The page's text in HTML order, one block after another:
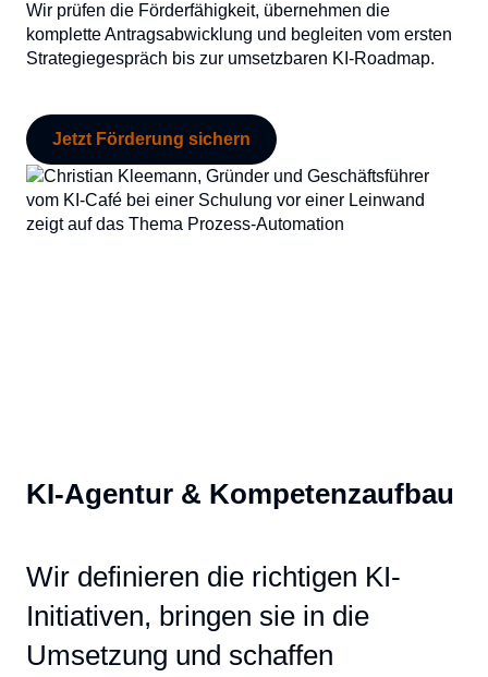
Wir prüfen die Förderfähigkeit, übernehmen die
komplette Antragsabwicklung und begleiten vom ersten
Strategiegespräch bis zur umsetzbaren KI-Roadmap.
Jetzt Förderung sichern
KI-Agentur & Kompetenzaufbau
Wir definieren die richtigen KI-
Initiativen, bringen sie in die
Umsetzung und schaffen